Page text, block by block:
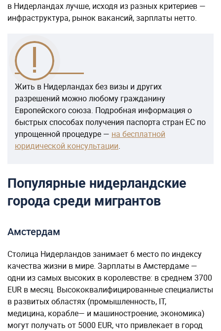
в Нидерландах лучше, исходя из разных критериев —
инфраструктура, рынок вакансий, зарплаты нетто.
Жить в Нидерландах без визы и других
разрешений можно любому гражданину
Европейского союза. Подробная информация о
быстрых способах получения паспорта стран ЕС по
упрощенной процедуре — на бесплатной
юридической консультации.
Популярные нидерландские
города среди мигрантов
Амстердам
Столица Нидерландов занимает 6 место по индексу
качества жизни в мире. Зарплаты в Амстердаме —
одни из самых высоких в королевстве: в среднем 3700
EUR в месяц. Высококвалифицированные специалисты
в развитых областях (промышленность, IT,
медицина, корабле— и машиностроение, экономика)
могут получать от 5000 EUR, что привлекает в город